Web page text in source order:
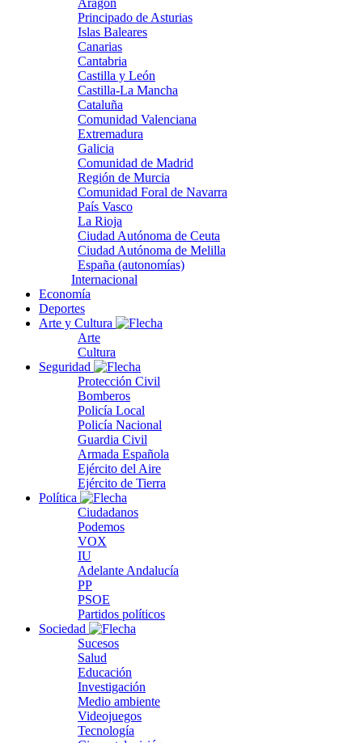
Aragón
Principado de Asturias
Islas Baleares
Canarias
Cantabria
Castilla y León
Castilla-La Mancha
Cataluña
Comunidad Valenciana
Extremadura
Galicia
Comunidad de Madrid
Región de Murcia
Comunidad Foral de Navarra
País Vasco
La Rioja
Ciudad Autónoma de Ceuta
Ciudad Autónoma de Melilla
España (autonomías)
Internacional
Economía
Deportes
Arte y Cultura
Arte
Cultura
Seguridad
Protección Civil
Bomberos
Policía Local
Policía Nacional
Guardia Civil
Armada Española
Ejército del Aire
Ejército de Tierra
Política
Ciudadanos
Podemos
VOX
IU
Adelante Andalucía
PP
PSOE
Partidos políticos
Sociedad
Sucesos
Salud
Educación
Investigación
Medio ambiente
Videojuegos
Tecnología